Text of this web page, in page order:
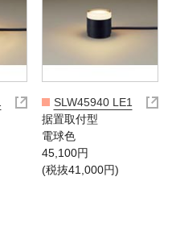
SLW45940 LE1
据置取付型
電球色
45,100円
(税抜41,000円)